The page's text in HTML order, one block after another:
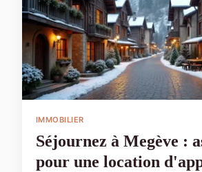
IMMOBILIER
Séjournez à Megève :
pour une location